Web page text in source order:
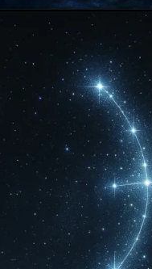
Opening https://